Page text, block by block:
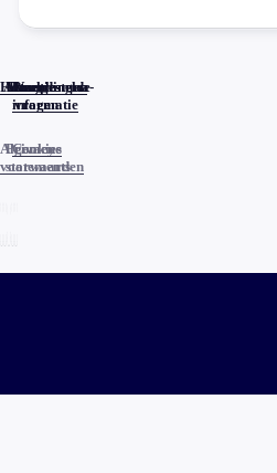
Home
Actueel
Uitzendingen
Reacties
Programma-
informatie
Veelgestelde
vragen
Algemene
voorwaarden
Privacy
statements
Cookies